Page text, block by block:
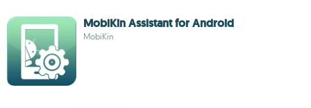
MobiKin Assistant for Android
MobiKin